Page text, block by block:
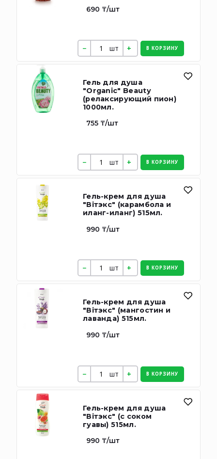
690 ₸/шт
шт В КОРЗИНУ
Гель для душа
"Organic" Beauty
(релаксирующий пион)
1000мл.
755 ₸/шт
шт В КОРЗИНУ
Гель-крем для душа
"Вiтэкс" (карамбола и
иланг-иланг) 515мл.
990 ₸/шт
шт В КОРЗИНУ
Гель-крем для душа
"Вiтэкс" (мангостин и
лаванда) 515мл.
990 ₸/шт
шт В КОРЗИНУ
Гель-крем для душа
"Вiтэкс" (с соком
гуавы) 515мл.
990 ₸/шт